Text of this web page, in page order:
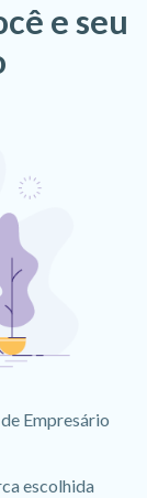
e seu
Empresário
escolhida